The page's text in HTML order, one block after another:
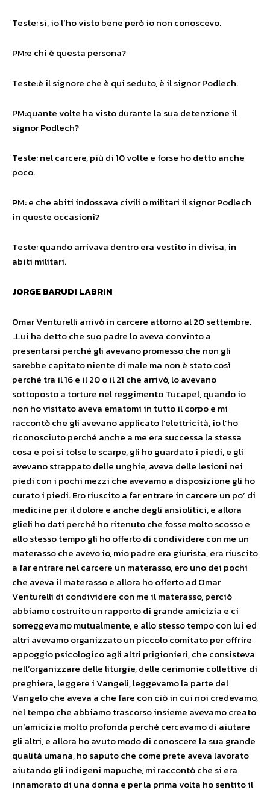
Teste: si, io l’ho visto bene però io non conoscevo.
PM:e chi è questa persona?
Teste:è il signore che è qui seduto, è il signor Podlech.
PM:quante volte ha visto durante la sua detenzione il
signor Podlech?
Teste: nel carcere, più di 10 volte e forse ho detto anche
poco.
PM: e che abiti indossava civili o militari il signor Podlech
in queste occasioni?
Teste: quando arrivava dentro era vestito in divisa, in
abiti militari.
JORGE BARUDI LABRIN
Omar Venturelli arrivò in carcere attorno al 20 settembre.
..Lui ha detto che suo padre lo aveva convinto a
presentarsi perché gli avevano promesso che non gli
sarebbe capitato niente di male ma non è stato così
perché tra il 16 e il 20 o il 21 che arrivò, lo avevano
sottoposto a torture nel reggimento Tucapel, quando io
non ho visitato aveva ematomi in tutto il corpo e mi
raccontò che gli avevano applicato l’elettricità, io l’ho
riconosciuto perché anche a me era successa la stessa
cosa e poi si tolse le scarpe, gli ho guardato i piedi, e gli
avevano strappato delle unghie, aveva delle lesioni nei
piedi con i pochi mezzi che avevamo a disposizione gli ho
curato i piedi. Ero riuscito a far entrare in carcere un po’ di
medicine per il dolore e anche degli ansiolitici, e allora
glieli ho dati perché ho ritenuto che fosse molto scosso e
allo stesso tempo gli ho offerto di condividere con me un
materasso che avevo io, mio padre era giurista, era riuscito
a far entrare nel carcere un materasso, ero uno dei pochi
che aveva il materasso e allora ho offerto ad Omar
Venturelli di condividere con me il materasso, perciò
abbiamo costruito un rapporto di grande amicizia e ci
sorreggevamo mutualmente, e allo stesso tempo con lui ed
altri avevamo organizzato un piccolo comitato per offrire
appoggio psicologico agli altri prigionieri, che consisteva
nell’organizzare delle liturgie, delle cerimonie collettive di
preghiera, leggere i Vangeli, leggevamo la parte del
Vangelo che aveva a che fare con ciò in cui noi credevamo,
nel tempo che abbiamo trascorso insieme avevamo creato
un’amicizia molto profonda perché cercavamo di aiutare
gli altri, e allora ho avuto modo di conoscere la sua grande
qualità umana, ho saputo che come prete aveva lavorato
aiutando gli indigeni mapuche, mi raccontò che si era
innamorato di una donna e per la prima volta ho sentito il